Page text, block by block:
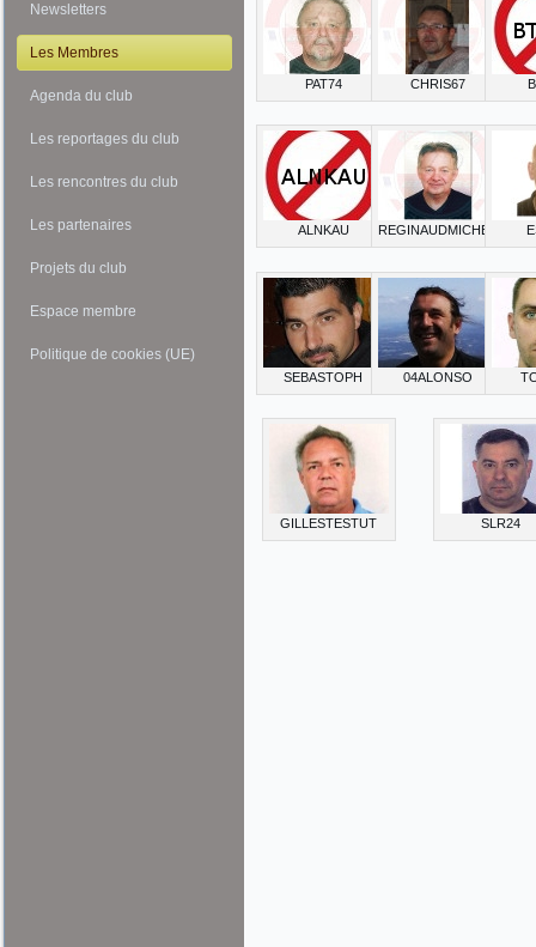
Newsletters
Les Membres
Agenda du club
Les reportages du club
Les rencontres du club
Les partenaires
Projets du club
Espace membre
Politique de cookies (UE)
PAT74 CHRIS67
ALNKAU REGINAUDMICHEL
SEBASTOPH 04ALONSO
GILLESTESTUT SLR24